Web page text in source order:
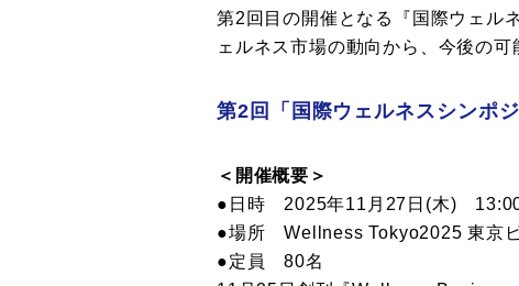
第2回目の開催となる『国際ウェル
ェルネス市場の動向から、今後の可
第2回「国際ウェルネスシンポジ
＜開催概要＞
●日時 2025年11月27日(木)
●場所 Wellness Tokyo2025 東京
●定員 80名